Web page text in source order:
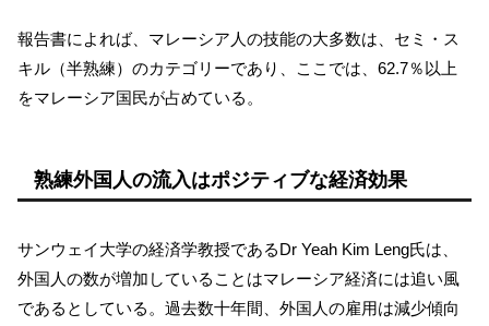
報告書によれば、マレーシア人の技能の大多数は、セミ・ス
キル（半熟練）のカテゴリーであり、ここでは、62.7％以上
をマレーシア国民が占めている。
熟練外国人の流入はポジティブな経済効果
サンウェイ大学の経済学教授であるDr Yeah Kim Leng氏は、
外国人の数が増加していることはマレーシア経済には追い風
であるとしている。過去数十年間、外国人の雇用は減少傾向